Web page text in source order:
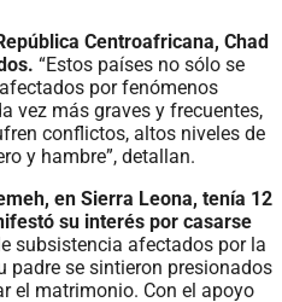
Centroafricana, Chad
“Estos países no sólo se
por fenómenos
vez más graves y frecuentes,
conflictos, altos niveles de
y hambre”, detallan.
en Sierra Leona, tenía 12
su interés por casarse
subsistencia afectados por la
padre se sintieron presionados
el matrimonio. Con el apoyo